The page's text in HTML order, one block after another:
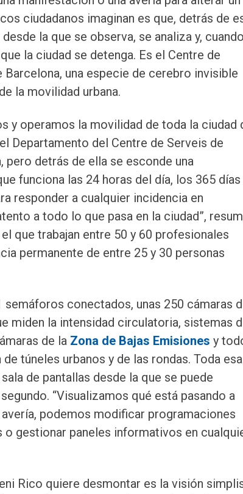
ciudadanos imaginan es que, detrás de
la que se observa, se analiza y,
la ciudad se detenga. Es el Centre de
una especie de cerebro invisible
la movilidad urbana.
y operamos la movilidad de toda la ciudad
Departamento del Centre de Serveis de
detrás de ella se esconde una
funciona las 24 horas del día, los 365 días
responder a cualquier incidencia en
a todo lo que pasa en la ciudad”,
que trabajan entre 50 y 60 profesionales
permanente de entre 25 y 30 personas
conectados, unas 250 cámaras
miden la intensidad circulatoria, sistemas
de la Zona de Bajas Emisiones y
túneles urbanos y de las rondas. Toda esa
de pantallas desde la que se puede
“Visualizamos qué está pasando a
podemos modificar programaciones
gestionar paneles informativos en
Rico quiere desmontar es la visión